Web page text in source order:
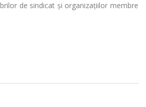
de sindicat și organizațiilor membre